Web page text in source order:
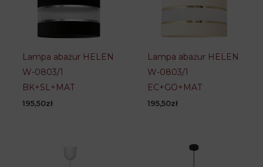
Lampa abażur HELEN
W-0803/1
BK+SL+MAT
195,50zł
Lampa abażur HELEN
W-0803/1
EC+GO+MAT
195,50zł